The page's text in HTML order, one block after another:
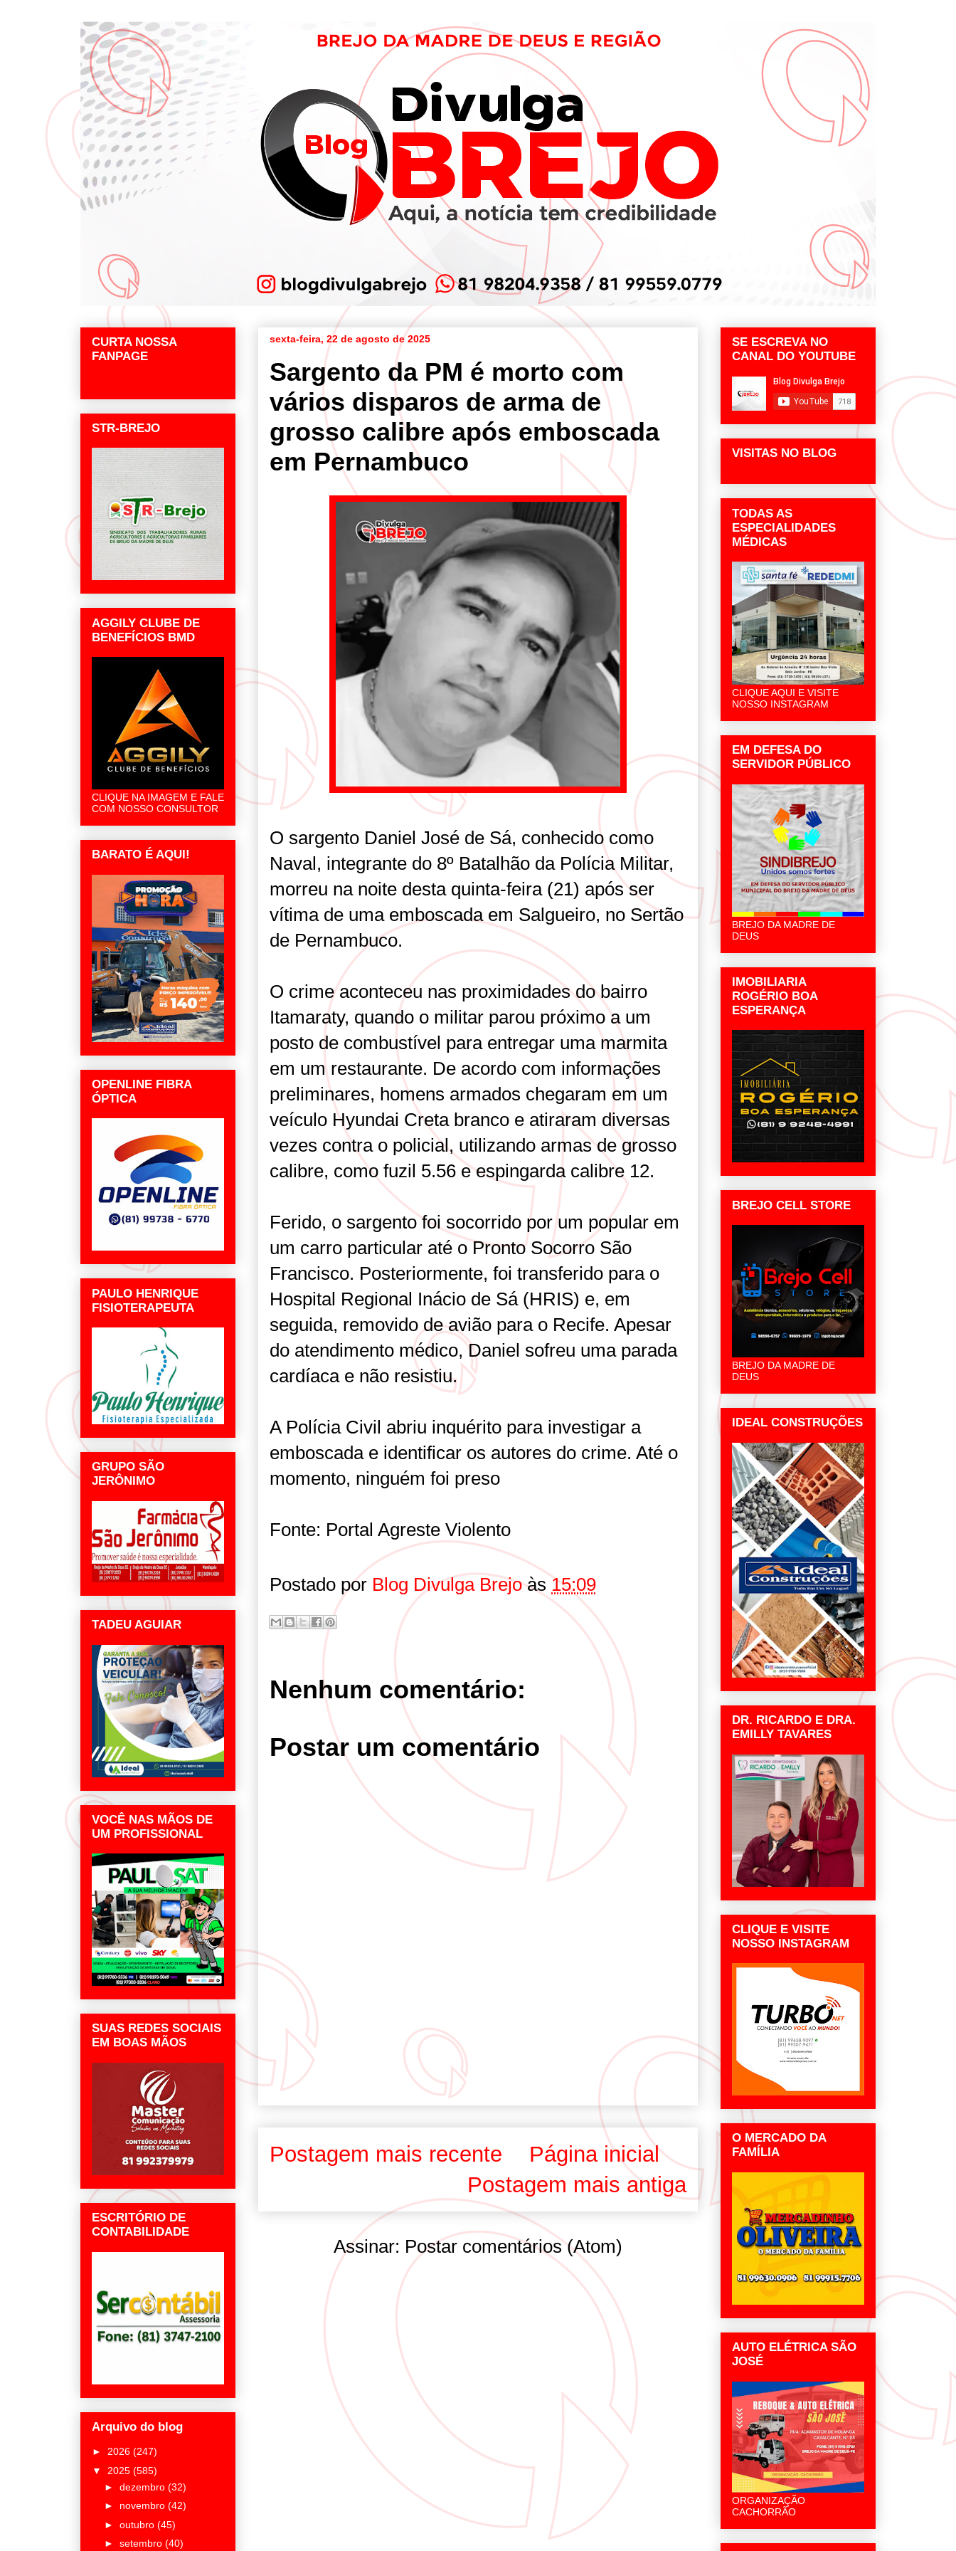
sexta-feira, 22 de agosto de 2025
Sargento da PM é morto com
vários disparos de arma de
grosso calibre após emboscada
em Pernambuco
O sargento Daniel José de Sá, conhecido como
Naval, integrante do 8º Batalhão da Polícia Militar,
morreu na noite desta quinta-feira (21) após ser
vítima de uma emboscada em Salgueiro, no Sertão
de Pernambuco.
O crime aconteceu nas proximidades do bairro
Itamaraty, quando o militar parou próximo a um
posto de combustível para entregar uma marmita
em um restaurante. De acordo com informações
preliminares, homens armados chegaram em um
veículo Hyundai Creta branco e atiraram diversas
vezes contra o policial, utilizando armas de grosso
calibre, como fuzil 5.56 e espingarda calibre 12.
Ferido, o sargento foi socorrido por um popular em
um carro particular até o Pronto Socorro São
Francisco. Posteriormente, foi transferido para o
Hospital Regional Inácio de Sá (HRIS) e, em
seguida, removido de avião para o Recife. Apesar
do atendimento médico, Daniel sofreu uma parada
cardíaca e não resistiu.
A Polícia Civil abriu inquérito para investigar a
emboscada e identificar os autores do crime. Até o
momento, ninguém foi preso
Fonte: Portal Agreste Violento
Postado por Blog Divulga Brejo às 15:09
Nenhum comentário:
Postar um comentário
Postagem mais recente
Postagem mais antiga
Página inicial
Assinar: Postar comentários (Atom)
CURTA NOSSA
FANPAGE
STR-BREJO
AGGILY CLUBE DE
BENEFÍCIOS BMD
CLIQUE NA IMAGEM E FALE
COM NOSSO CONSULTOR
BARATO É AQUI!
OPENLINE FIBRA
ÓPTICA
PAULO HENRIQUE
FISIOTERAPEUTA
GRUPO SÃO
JERÔNIMO
TADEU AGUIAR
VOCÊ NAS MÃOS DE
UM PROFISSIONAL
SUAS REDES SOCIAIS
EM BOAS MÃOS
ESCRITÓRIO DE
CONTABILIDADE
Arquivo do blog
► 2026 (247)
▼ 2025 (585)
► dezembro (32)
► novembro (42)
► outubro (45)
► setembro (40)
SE ESCREVA NO
CANAL DO YOUTUBE
VISITAS NO BLOG
TODAS AS
ESPECIALIDADES
MÉDICAS
CLIQUE AQUI E VISITE
NOSSO INSTAGRAM
EM DEFESA DO
SERVIDOR PÚBLICO
BREJO DA MADRE DE
DEUS
IMOBILIARIA
ROGÉRIO BOA
ESPERANÇA
BREJO CELL STORE
BREJO DA MADRE DE
DEUS
IDEAL CONSTRUÇÕES
DR. RICARDO E DRA.
EMILLY TAVARES
CLIQUE E VISITE
NOSSO INSTAGRAM
O MERCADO DA
FAMÍLIA
AUTO ELÉTRICA SÃO
JOSÉ
ORGANIZAÇÃO
CACHORRÃO